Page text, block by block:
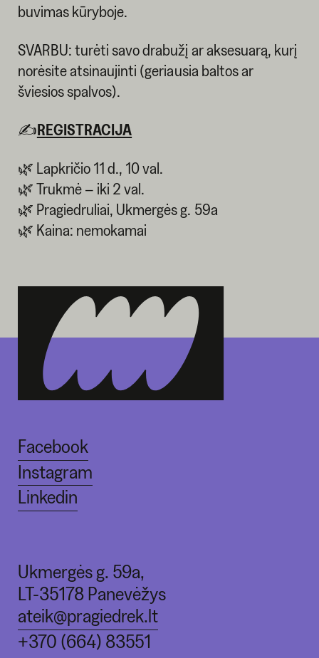
buvimas kūryboje.
SVARBU: turėti savo drabužį ar aksesuarą, kurį
norėsite atsinaujinti (geriausia baltos ar
šviesios spalvos).
✍️REGISTRACIJA
🌿 Lapkričio 11 d., 10 val.
🌿 Trukmė – iki 2 val.
🌿 Pragiedruliai, Ukmergės g. 59a
🌿 Kaina: nemokamai
Facebook
Instagram
Linkedin
Ukmergės g. 59a,
LT-35178 Panevėžys
ateik@pragiedrek.lt
+370 (664) 83551